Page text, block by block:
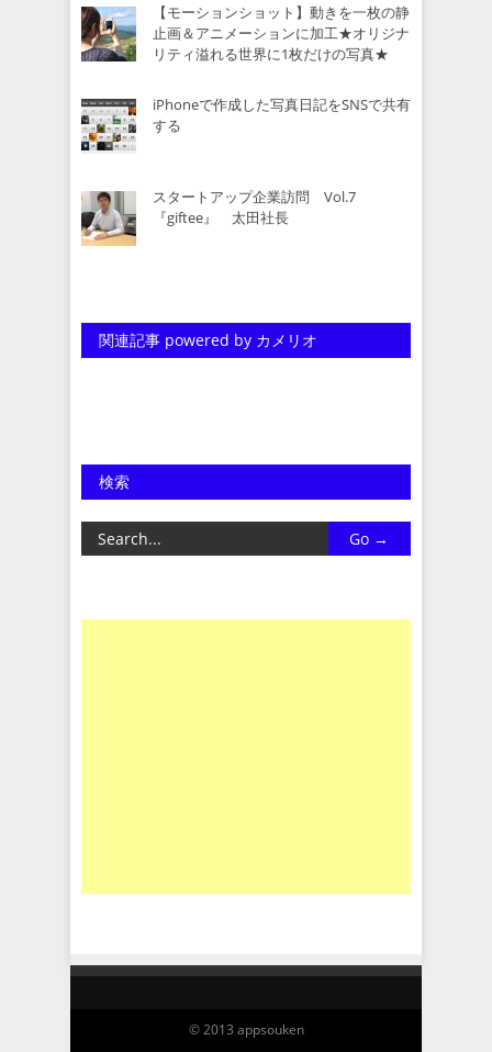
【モーションショット】動きを一枚の静
止画＆アニメーションに加工★オリジナ
リティ溢れる世界に1枚だけの写真★
iPhoneで作成した写真日記をSNSで共有
する
スタートアップ企業訪問 Vol.7
『giftee』 太田社長
関連記事 powered by カメリオ
検索
© 2013 appsouken